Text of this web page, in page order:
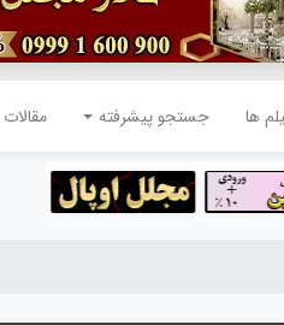
ها جستجو پیشرفته مقالات